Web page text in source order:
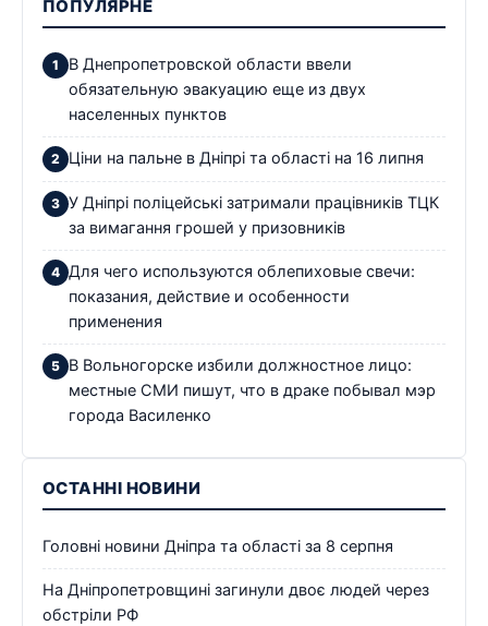
ПОПУЛЯРНЕ
В Днепропетровской области ввели
обязательную эвакуацию еще из двух
населенных пунктов
Ціни на пальне в Дніпрі та області на 16 липня
У Дніпрі поліцейські затримали працівників ТЦК
за вимагання грошей у призовників
Для чего используются облепиховые свечи:
показания, действие и особенности
применения
В Вольногорске избили должностное лицо:
местные СМИ пишут, что в драке побывал мэр
города Василенко
ОСТАННІ НОВИНИ
Головні новини Дніпра та області за 8 серпня
На Дніпропетровщині загинули двоє людей через
обстріли РФ